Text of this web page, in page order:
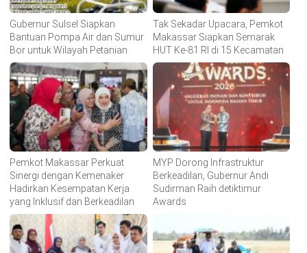
Gubernur Sulsel Siapkan
Bantuan Pompa Air dan Sumur
Bor untuk Wilayah Petanian
Tak Sekadar Upacara, Pemkot
Makassar Siapkan Semarak
HUT Ke-81 RI di 15 Kecamatan
Pemkot Makassar Perkuat
Sinergi dengan Kemenaker
Hadirkan Kesempatan Kerja
yang Inklusif dan Berkeadilan
MYP Dorong Infrastruktur
Berkeadilan, Gubernur Andi
Sudirman Raih detiktimur
Awards